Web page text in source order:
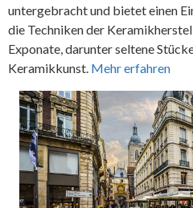
untergebracht und bietet einen
die Techniken der
Exponate, darunter seltene
Keramikkunst. Mehr erfahren